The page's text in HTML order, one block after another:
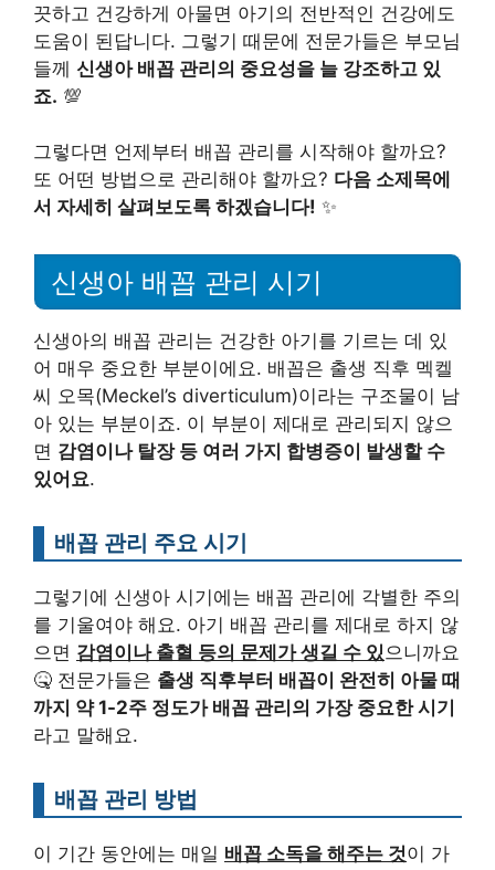
끗하고 건강하게 아물면 아기의 전반적인 건강에도
도움이 된답니다. 그렇기 때문에 전문가들은 부모님
들께 신생아 배꼽 관리의 중요성을 늘 강조하고 있
죠. 💯
그렇다면 언제부터 배꼽 관리를 시작해야 할까요?
또 어떤 방법으로 관리해야 할까요? 다음 소제목에
서 자세히 살펴보도록 하겠습니다! ✨
신생아 배꼽 관리 시기
신생아의 배꼽 관리는 건강한 아기를 기르는 데 있
어 매우 중요한 부분이에요. 배꼽은 출생 직후 멕켈
씨 오목(Meckel’s diverticulum)이라는 구조물이 남
아 있는 부분이죠. 이 부분이 제대로 관리되지 않으
면 감염이나 탈장 등 여러 가지 합병증이 발생할 수
있어요.
배꼽 관리 주요 시기
그렇기에 신생아 시기에는 배꼽 관리에 각별한 주의
를 기울여야 해요. 아기 배꼽 관리를 제대로 하지 않
으면 감염이나 출혈 등의 문제가 생길 수 있 으니까요
🤒 전문가들은 출생 직후부터 배꼽이 완전히 아물 때
까지 약 1-2주 정도가 배꼽 관리의 가장 중요한 시기
라고 말해요.
배꼽 관리 방법
이 기간 동안에는 매일 배꼽 소독을 해주는 것이 가